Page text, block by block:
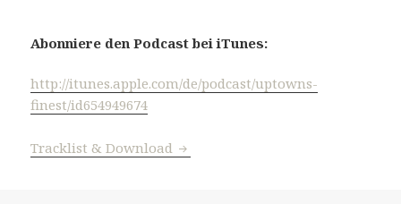
Abonniere den Podcast bei iTunes:
http://itunes.apple.com/de/podcast/uptowns-
finest/id654949674
Tracklist & Download #396: Outlet